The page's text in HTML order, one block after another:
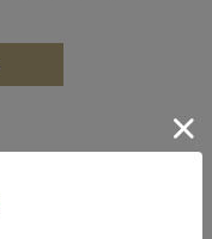
だいても、商品が必ず